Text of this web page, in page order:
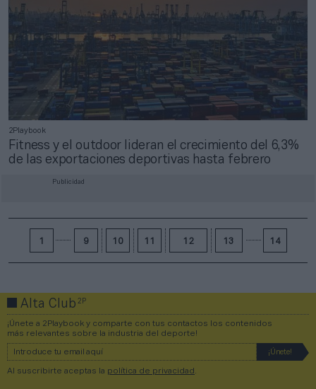
Publicidad
2Playbook
Fitness y el outdoor lideran el crecimiento del 6,3%
de las exportaciones deportivas hasta febrero
1 9 10 11 12 13 14
Alta Club2P
¡Únete a 2Playbook y comparte con tus contactos los contenidos
más relevantes sobre la industria del deporte!
Al suscribirte aceptas la política de privacidad